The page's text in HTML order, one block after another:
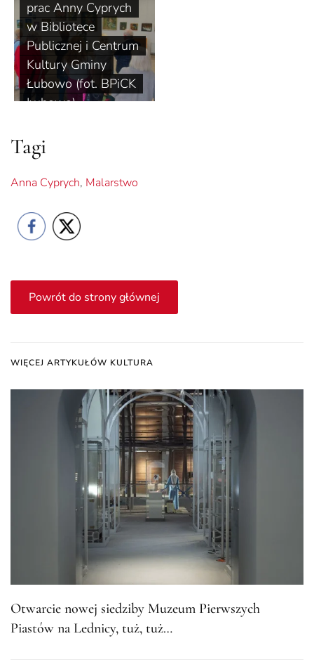
prac Anny Cyprych
w Bibliotece
Publicznej i Centrum
Kultury Gminy
Łubowo (fot. BPiCK
Łubowo)
Tagi
Anna Cyprych, Malarstwo
Powrót do strony głównej
WIĘCEJ ARTYKUŁÓW KULTURA
Otwarcie nowej siedziby Muzeum Pierwszych
Piastów na Lednicy, tuż, tuż…